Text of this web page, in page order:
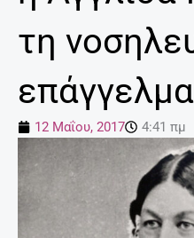
τη
επάγγελμα
12 Μαΐου, 2017 4:41 πμ